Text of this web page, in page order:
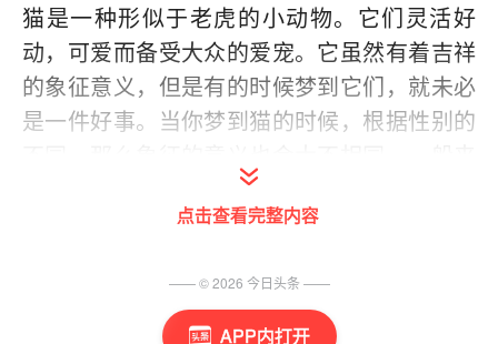
APP内打开
猫是一种形似于老虎的小动物。它们灵活好
动，可爱而备受大众的爱宠。它虽然有着吉祥
的象征意义，但是有的时候梦到它们，就未必
是一件好事。当你梦到猫的时候，根据性别的
说，如果是男性经常梦到猫的话，这就意味着
近期的工作压力较大，相当疲劳，需要良好的
能与伴侣存在着矛盾，并且已经处于即将爆发
的状态。可以视作一个人际关系的险兆。
点击查看完整内容
—— ©2026 今日头条 ——